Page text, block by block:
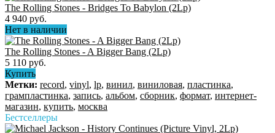
The Rolling Stones - Bridges To Babylon (2Lp)
4 940 руб.
Нет в наличии
The Rolling Stones - A Bigger Bang (2Lp)
5 110 руб.
Купить
Метки: record, vinyl, lp, винил, виниловая, пластинка,
грампластинка, запись, альбом, сборник, формат, интернет-
магазин, купить, москва
Бестселлеры